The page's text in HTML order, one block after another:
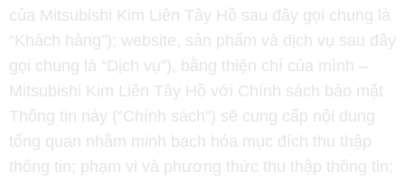
của Mitsubishi Kim Liên Tây Hồ sau đây gọi chung là
“Khách hàng”); website, sản phẩm và dịch vụ sau đây
gọi chung là “Dịch vụ”), bằng thiện chí của mình –
Mitsubishi Kim Liên Tây Hồ với Chính sách bảo mật
Thông tin này (“Chính sách”) sẽ cung cấp nội dung
tổng quan nhằm minh bạch hóa mục đích thu thập
thông tin; phạm vi và phương thức thu thập thông tin;